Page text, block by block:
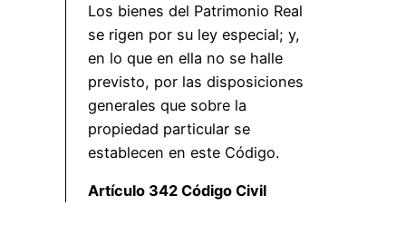
Los bienes del Patrimonio Real
se rigen por su ley especial; y,
en lo que en ella no se halle
previsto, por las disposiciones
generales que sobre la
propiedad particular se
establecen en este Código.
Artículo 342 Código Civil